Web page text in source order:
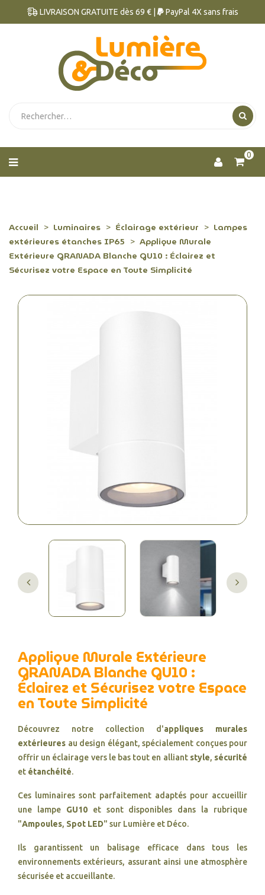
LIVRAISON GRATUITE dès 69 € | PayPal 4X sans frais
0
Accueil Luminaires Éclairage extérieur
Lampes
extérieures étanches IP65
Applique Murale
Extérieure GRANADA Blanche GU10 : Éclairez et
Sécurisez votre Espace en Toute Simplicité
Applique Murale Extérieure
GRANADA Blanche GU10 :
Éclairez et Sécurisez votre Espace
en Toute Simplicité
Découvrez notre collection d'appliques murales
extérieures au design élégant, spécialement conçues pour
offrir un éclairage vers le bas tout en alliant style, sécurité
et étanchéité.
Ces luminaires sont parfaitement adaptés pour accueillir
une lampe GU10et sont disponibles dans la rubrique
"Ampoules, Spot LED" sur Lumière et Déco.
Ils garantissent un balisage efficace dans tous les
environnements extérieurs, assurant ainsi une atmosphère
sécurisée et accueillante.